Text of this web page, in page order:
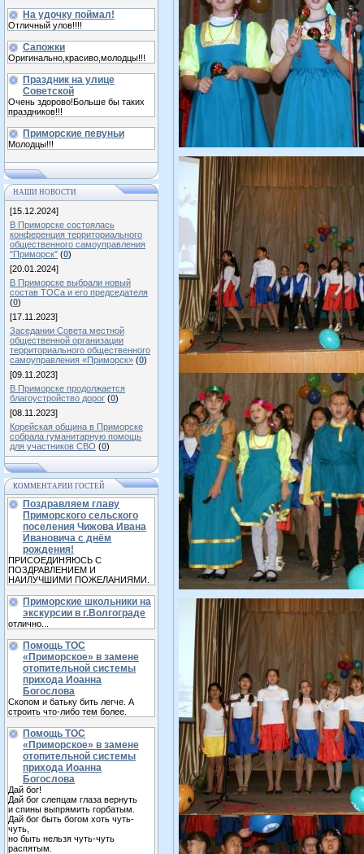
На удочку поймал!
Отличный улов!!!!
Сапожки
Оригинально,красиво,молодцы!!!
Праздник на улице
Советской
Очень здорово!Больше бы таких
праздников!!!
Приморские певуньи
Молодцы!!!
НАШИ НОВОСТИ
[15.12.2024]
В Приморске состоялась
конференция территориального
общественного самоуправления
"Приморск" (0)
[20.01.2024]
В Приморске выбрали новый
состав ТОСа и его председателя
(0)
[17.11.2023]
Заседании Совета местной
общественной организации
территориального общественного
самоуправления «Приморск» (0)
[09.11.2023]
В Приморске продолжается
благоустройство дорог (0)
[08.11.2023]
Корейская община в Приморске
собрала гуманитарную помощь
для участников СВО (0)
КОММЕНТАРИИ ГОСТЕЙ
Поздравляем главу
Приморского сельского
поселения Чижова Ивана
Ивановича с днём
рождения!
ПРИСОЕДИНЯЮСЬ С
ПОЗДРАВЛЕНИЕМ И
НАИЛУЧШИМИ ПОЖЕЛАНИЯМИ.
Приморские школьники на
экскурсии в г.Волгограде
отлично...
Помощь ТОС
«Приморское» в замене
отопительной системы
прихода Иоанна
Богослова
Скопом и батьку бить легче. А
строить что-либо тем более.
Помощь ТОС
«Приморское» в замене
отопительной системы
прихода Иоанна
Богослова
Дай бог!
Дай бог слепцам глаза вернуть
и спины выпрямить горбатым.
Дай бог быть богом хоть чуть-
чуть,
но быть нельзя чуть-чуть
распятым.